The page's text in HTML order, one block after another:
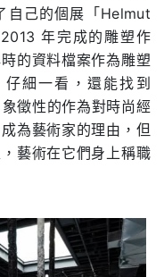
自己的個展「Helmut
年完成的雕塑作
的資料檔案作為雕塑
細一看，還能找到
徵性的作為對時尚經
為藝術家的理由，但
藝術在它們身上稱職